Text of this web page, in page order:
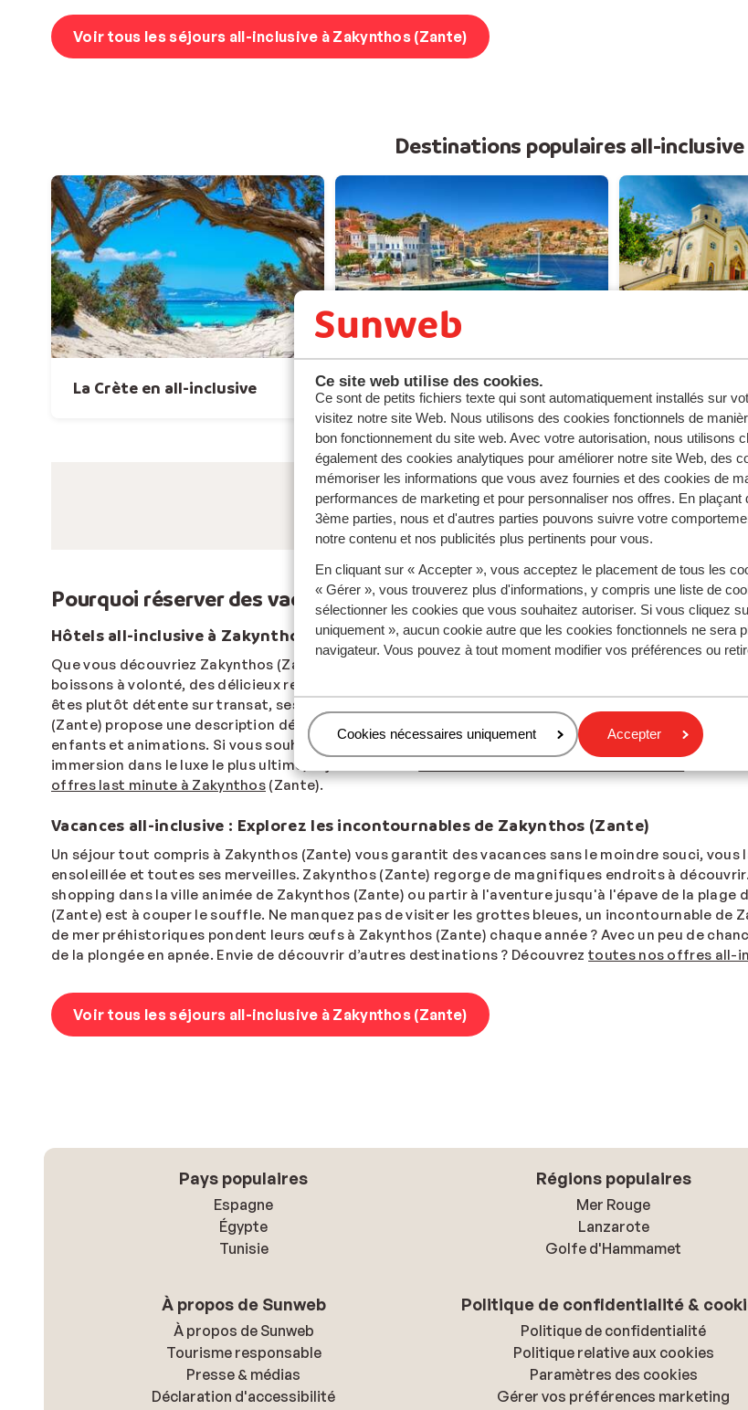
Ce site web utilise des cookies.
Ce sont de petits fichiers texte qui sont automatiquement installés sur
visitez notre site Web. Nous utilisons des cookies fonctionnels de
bon fonctionnement du site web. Avec votre autorisation, nous utilisons
également des cookies analytiques pour améliorer notre site Web, des
mémoriser les informations que vous avez fournies et des cookies de
performances de marketing et pour personnaliser nos offres. En plaçant
3ème parties, nous et d'autres parties pouvons suivre votre
notre contenu et nos publicités plus pertinents pour vous.
En cliquant sur « Accepter », vous acceptez le placement de tous les
« Gérer », vous trouverez plus d'informations, y compris une liste de
sélectionner les cookies que vous souhaitez autoriser. Si vous cliquez
uniquement », aucun cookie autre que les cookies fonctionnels ne sera
navigateur. Vous pouvez à tout moment modifier vos préférences ou
Gérer
Cookies nécessaires uniquement Accepter
Voir tous les séjours all-inclusive à Zakynthos (Zante)
Destinations populaires all-inclusive
La Crète en all-inclusive Rhodes en all-inclusive
Pourquoi réserver des vacances all-inclusive à Zakynthos (Zante) ?
Hôtels all-inclusive à Zakynthos (Zante) : Des vacances tout compris pour tous
Que vous découvriez Zakynthos (Zante) pour la première fois ou non, un séjour tout compris est
boissons à volonté, des délicieux repas et collations, vous pourrez profiter de nombreuses
êtes plutôt détente sur transat, session massage ou baignade à la piscine de votre hôtel all-
(Zante) propose une description détaillée des possibilités. Pour des vacances
en famille
,
enfants et animations. Si vous souhaitez vous détendre en couple, sans les enfants, optez pour un
immersion dans le luxe le plus ultime, séjournez dans
à
offres last minute à Zakynthos (Zante).
Vacances all-inclusive : Explorez les incontournables de Zakynthos (Zante)
Un séjour tout compris à Zakynthos (Zante) vous garantit des vacances sans le moindre souci,
ensoleillée et toutes ses merveilles. Zakynthos (Zante) regorge de magnifiques endroits à
shopping dans la ville animée de Zakynthos (Zante) ou partir à l'aventure jusqu'à l'épave de la
(Zante) est à couper le souffle. Ne manquez pas de visiter les grottes bleues, un incontournable de
de mer préhistoriques pondent leurs œufs à Zakynthos (Zante) chaque année ? Avec un peu de
de la plongée en apnée. Envie de découvrir d’autres destinations ? Découvreztoutes nos offres all-
Voir tous les séjours all-inclusive à Zakynthos (Zante)
Pays populaires
Espagne
Égypte
Tunisie
Régions populaires
Mer Rouge
Lanzarote
Golfe d'Hammamet
À propos de Sunweb
À propos de Sunweb
Tourisme responsable
Presse & médias
Déclaration d'accessibilité
Politique de confidentialité &
Politique de confidentialité
Politique relative aux cookies
Paramètres des cookies
Gérer vos préférences marketing